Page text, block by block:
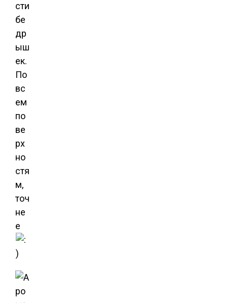
сти
бе
др
ыш
ек.
По
вс
ем
по
ве
рх
но
стя
м,
точ
не
е